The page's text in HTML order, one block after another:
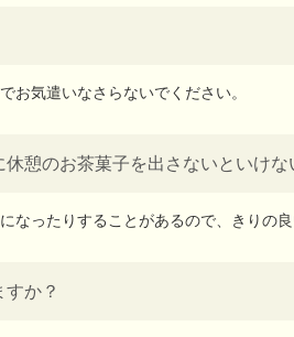
お気遣いなさらないでください。
憩のお茶菓子を出さないといけな
なったりすることがあるので、きりの
か？